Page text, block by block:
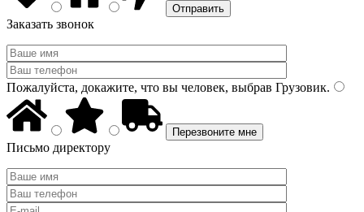
Заказать звонок
Пожалуйста, докажите, что вы человек, выбрав Грузовик.
Письмо директору